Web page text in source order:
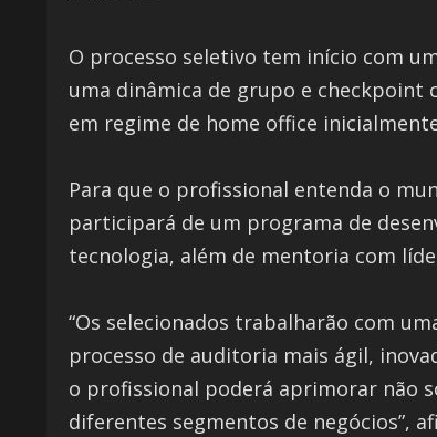
O processo seletivo tem início com
uma dinâmica de grupo e checkpoint
em regime de home office
Para que o profissional entenda o
participará de um programa de
tecnologia, além de mentoria com
“Os selecionados trabalharão com
processo de auditoria mais ágil,
o profissional poderá aprimorar não
diferentes segmentos de negócios”,